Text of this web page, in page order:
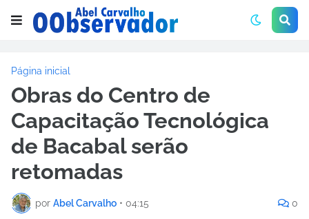
Página inicial
Obras do Centro de
Capacitação Tecnológica
de Bacabal serão
retomadas
por Abel Carvalho • 04:15 0